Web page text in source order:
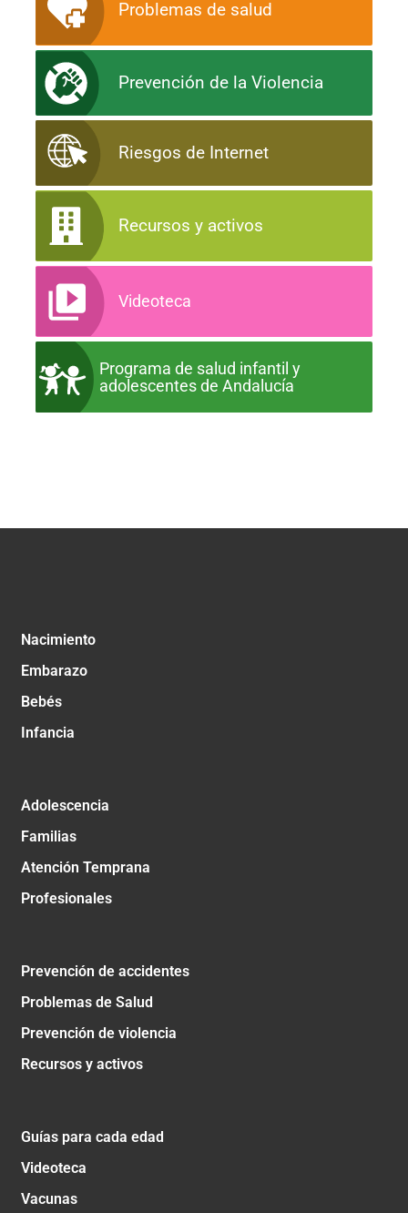
Problemas de salud
Prevención de la Violencia
Riesgos de Internet
Recursos y activos
Videoteca
Programa de salud infantil y
adolescentes de Andalucía
Nacimiento
Embarazo
Bebés
Infancia
Adolescencia
Familias
Atención Temprana
Profesionales
Prevención de accidentes
Problemas de Salud
Prevención de violencia
Recursos y activos
Guías para cada edad
Videoteca
Vacunas